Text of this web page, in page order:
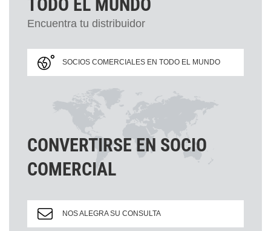
TODO EL MUNDO
Encuentra tu distribuidor
SOCIOS COMERCIALES EN TODO EL MUNDO
CONVERTIRSE EN SOCIO
COMERCIAL
NOS ALEGRA SU CONSULTA